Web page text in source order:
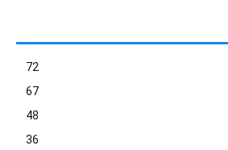
72
67
48
36